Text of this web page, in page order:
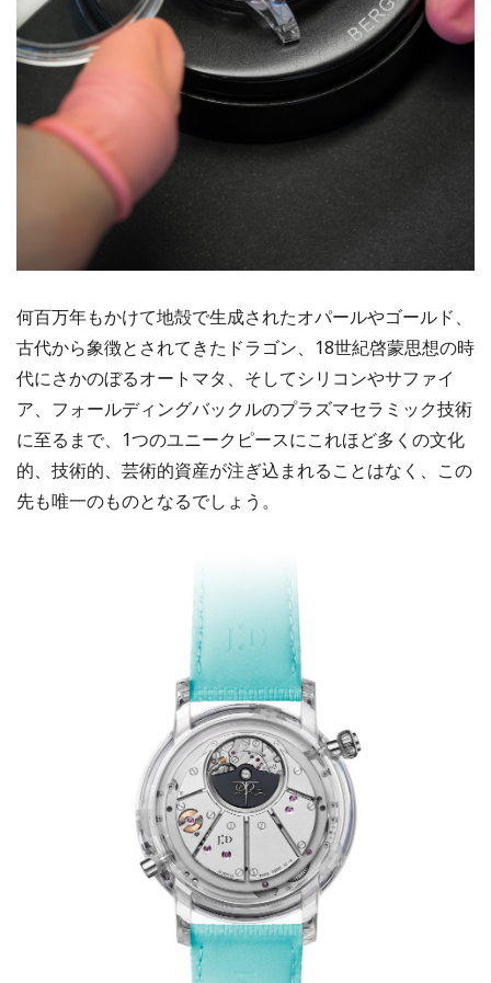
何百万年もかけて地殻で生成されたオパールやゴールド、
古代から象徴とされてきたドラゴン、18世紀啓蒙思想の時
代にさかのぼるオートマタ、そしてシリコンやサファイ
ア、フォールディングバックルのプラズマセラミック技術
に至るまで、1つのユニークピースにこれほど多くの文化
的、技術的、芸術的資産が注ぎ込まれることはなく、この
先も唯一のものとなるでしょう。